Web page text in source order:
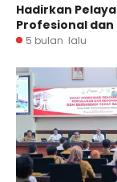
Hadirkan
Profesional
5 bulan lalu